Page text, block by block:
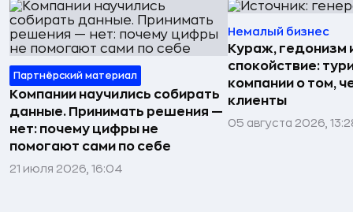
Партнёрский материал
Компании научились собирать
данные. Принимать решения —
нет: почему цифры не
помогают сами по себе
21 июля 2026, 16:04
Немалый бизнес
Кураж, гедонизм
спокойствие:
компании о том,
клиенты
05 августа 2026,